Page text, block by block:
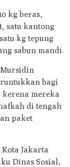
kg beras,
satu kantong
kg tepung
sabun mandi.
Mursidin
bagi
kerena mereka
di tengah
paket
Jakarta
Dinas Sosial,